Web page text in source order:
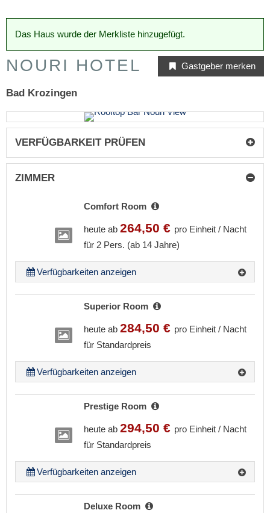
Das Haus wurde der Merkliste hinzugefügt.
NOURI HOTEL Gastgeber merken
Bad Krozingen
VERFÜGBARKEIT PRÜFEN
ZIMMER
Comfort Room
heute ab 264,50 € pro Einheit / Nacht
für 2 Pers. (ab 14 Jahre)
Verfügbarkeiten anzeigen
Superior Room
heute ab 284,50 € pro Einheit / Nacht
für Standardpreis
Verfügbarkeiten anzeigen
Prestige Room
heute ab 294,50 € pro Einheit / Nacht
für Standardpreis
Verfügbarkeiten anzeigen
Deluxe Room